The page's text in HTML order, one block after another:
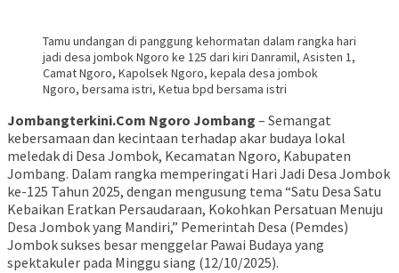
Tamu undangan di panggung kehormatan dalam rangka hari
jadi desa jombok Ngoro ke 125 dari kiri Danramil, Asisten 1,
Camat Ngoro, Kapolsek Ngoro, kepala desa jombok
Ngoro, bersama istri, Ketua bpd bersama istri
Jombangterkini.Com Ngoro Jombang – Semangat
kebersamaan dan kecintaan terhadap akar budaya lokal
meledak di Desa Jombok, Kecamatan Ngoro, Kabupaten
Jombang. Dalam rangka memperingati Hari Jadi Desa Jombok
ke-125 Tahun 2025, dengan mengusung tema “Satu Desa Satu
Kebaikan Eratkan Persaudaraan, Kokohkan Persatuan Menuju
Desa Jombok yang Mandiri,” Pemerintah Desa (Pemdes)
Jombok sukses besar menggelar Pawai Budaya yang
spektakuler pada Minggu siang (12/10/2025).